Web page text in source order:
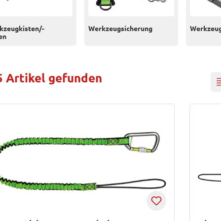
Werkzeugsicherung
Artikel gefunden